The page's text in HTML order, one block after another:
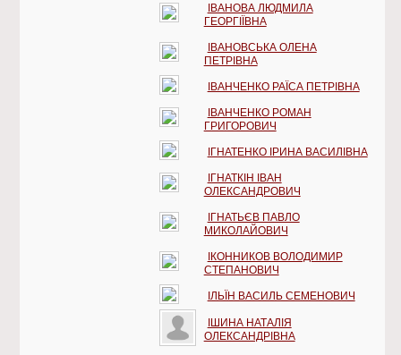
ІВАНОВА ЛЮДМИЛА
ГЕОРГІЇВНА
ІВАНОВСЬКА ОЛЕНА
ПЕТРІВНА
ІВАНЧЕНКО РАЇСА ПЕТРІВНА
ІВАНЧЕНКО РОМАН
ГРИГОРОВИЧ
ІГНАТЕНКО ІРИНА ВАСИЛІВНА
ІГНАТКІН ІВАН
ОЛЕКСАНДРОВИЧ
ІГНАТЬЄВ ПАВЛО
МИКОЛАЙОВИЧ
ІКОННИКОВ ВОЛОДИМИР
СТЕПАНОВИЧ
ІЛЬЇН ВАСИЛЬ СЕМЕНОВИЧ
ІШИНА НАТАЛІЯ
ОЛЕКСАНДРІВНА